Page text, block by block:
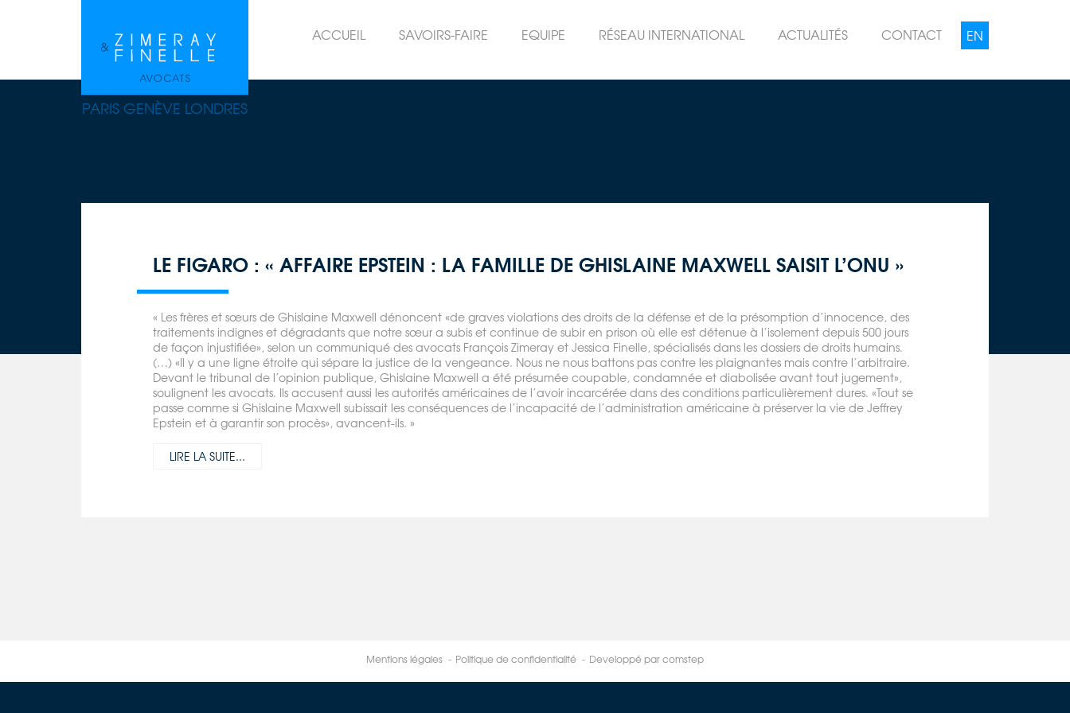
PARIS GENÈVE LONDRES
ACCUEIL SAVOIRS-FAIRE EQUIPE RÉSEAU INTERNATIONAL ACTUALITÉS CONTACT
LE FIGARO : « AFFAIRE EPSTEIN : LA FAMILLE DE GHISLAINE MAXWELL SAISIT L’ONU »
« Les frères et sœurs de Ghislaine Maxwell dénoncent «de graves violations des droits de la défense et de la présomption d’innocence, des
traitements indignes et dégradants que notre sœur a subis et continue de subir en prison où elle est détenue à l’isolement depuis 500 jours
de façon injustifiée», selon un communiqué des avocats François Zimeray et Jessica Finelle, spécialisés dans les dossiers de droits humains.
(…) «Il y a une ligne étroite qui sépare la justice de la vengeance. Nous ne nous battons pas contre les plaignantes mais contre l’arbitraire.
Devant le tribunal de l’opinion publique, Ghislaine Maxwell a été présumée coupable, condamnée et diabolisée avant tout jugement»,
soulignent les avocats. Ils accusent aussi les autorités américaines de l’avoir incarcérée dans des conditions particulièrement dures. «Tout se
passe comme si Ghislaine Maxwell subissait les conséquences de l’incapacité de l’administration américaine à préserver la vie de Jeffrey
Epstein et à garantir son procès», avancent-ils. »
LIRE LA SUITE...
Mentions légales Politique de confidentialité Developpé par comstep